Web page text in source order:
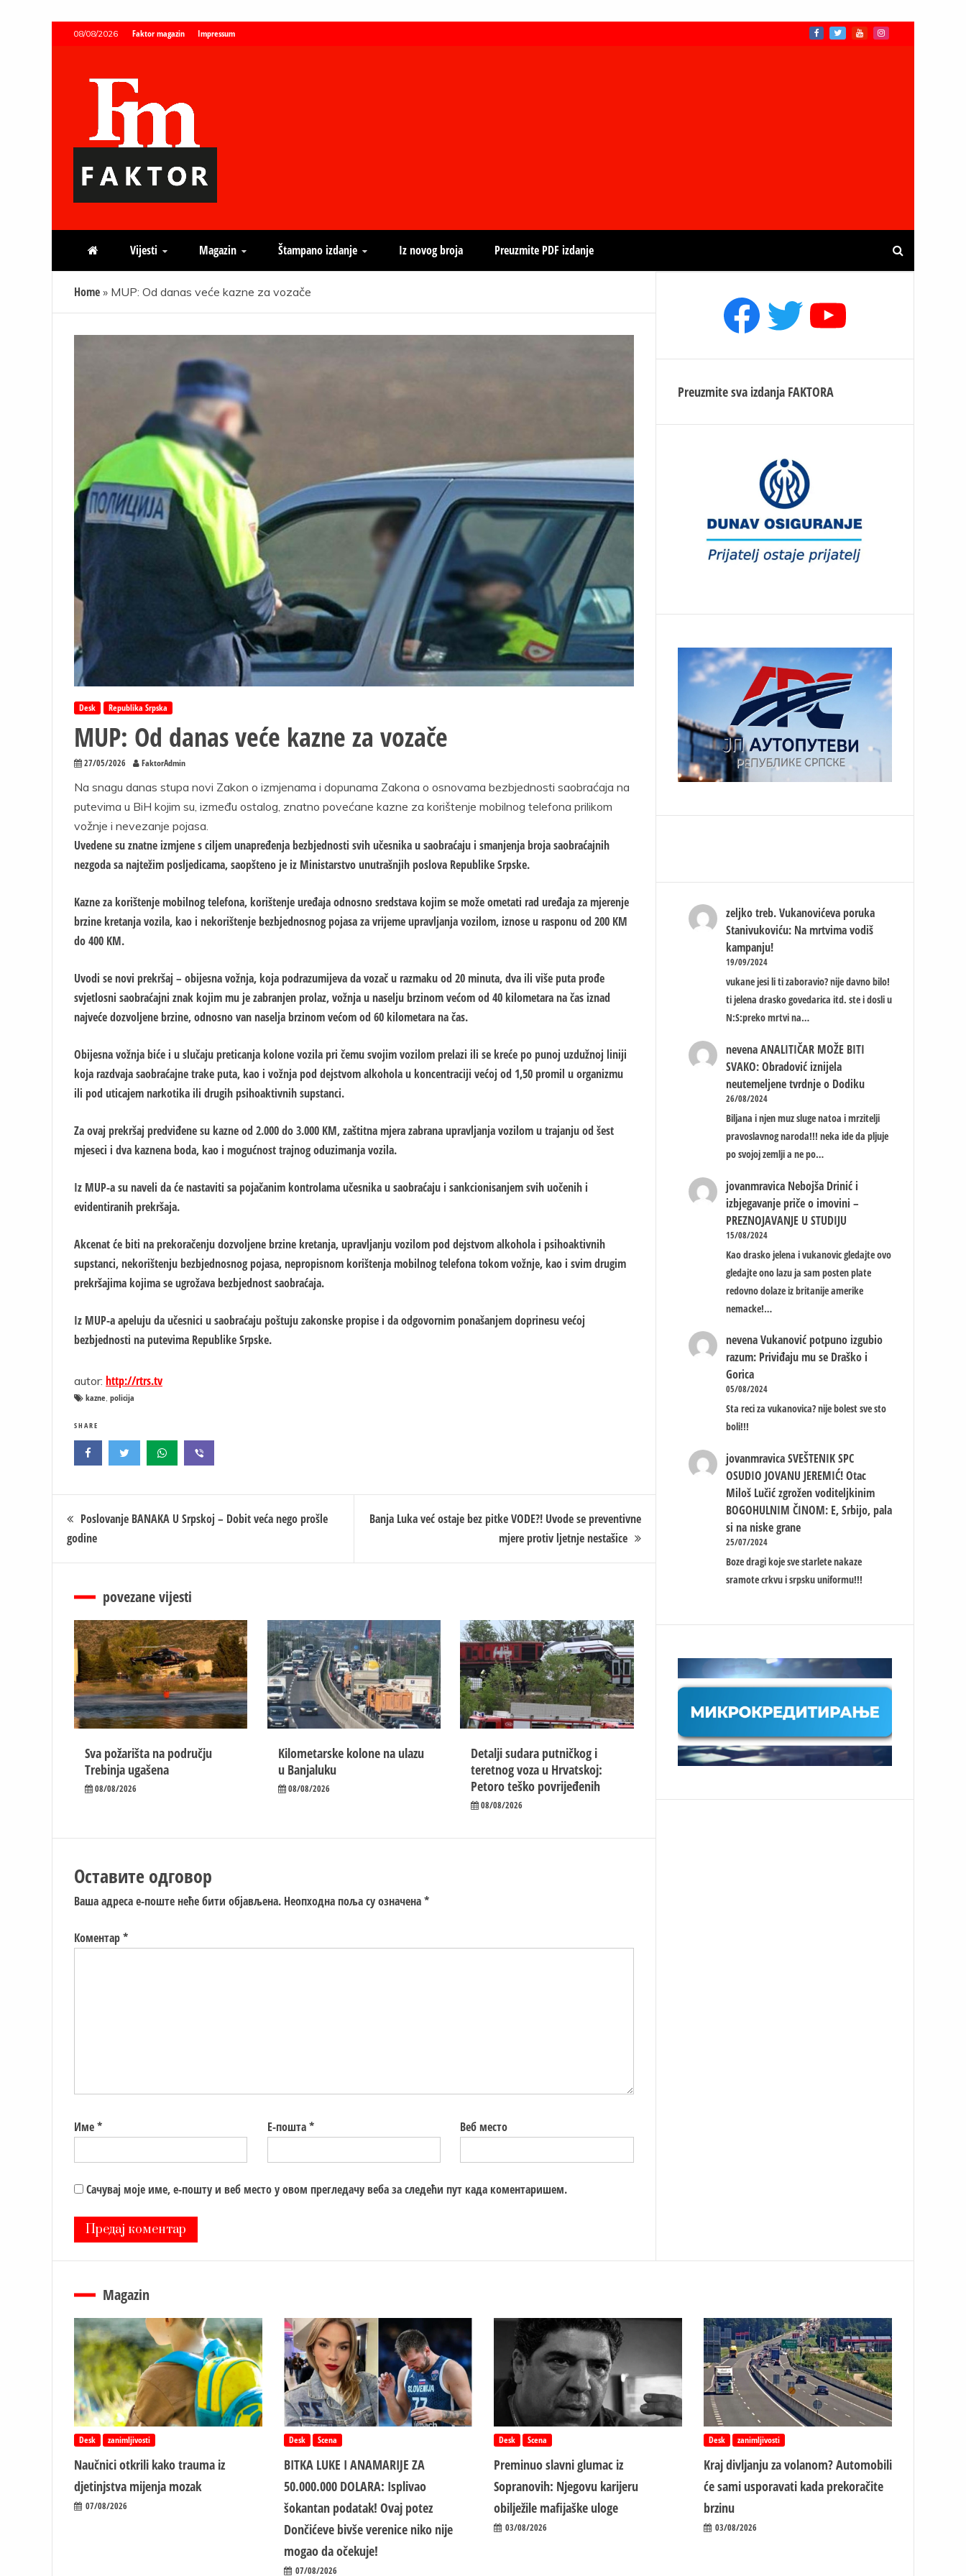
08/08/2026 Faktor magazin Impressum
Faktor magazin
Vijesti Magazin Štampano izdanje Iz novog broja Preuzmite PDF izdanje
Home » MUP: Od danas veće kazne za vozače
Desk Republika Srpska
MUP: Od danas veće kazne za vozače
27/05/2026 FaktorAdmin
Na snagu danas stupa novi Zakon o izmjenama i dopunama Zakona o osnovama bezbjednosti saobraćaja na
putevima u BiH kojim su, između ostalog, znatno povećane kazne za korištenje mobilnog telefona prilikom
vožnje i nevezanje pojasa.
Uvedene su znatne izmjene s ciljem unapređenja bezbjednosti svih učesnika u saobraćaju i smanjenja broja saobraćajnih
nezgoda sa najtežim posljedicama, saopšteno je iz Ministarstvo unutrašnjih poslova Republike Srpske.
Kazne za korištenje mobilnog telefona, korištenje uređaja odnosno sredstava kojim se može ometati rad uređaja za mjerenje
brzine kretanja vozila, kao i nekorištenje bezbjednosnog pojasa za vrijeme upravljanja vozilom, iznose u rasponu od 200 KM
do 400 KM.
Uvodi se novi prekršaj – obijesna vožnja, koja podrazumijeva da vozač u razmaku od 20 minuta, dva ili više puta prođe
svjetlosni saobraćajni znak kojim mu je zabranjen prolaz, vožnja u naselju brzinom većom od 40 kilometara na čas iznad
najveće dozvoljene brzine, odnosno van naselja brzinom većom od 60 kilometara na čas.
Obijesna vožnja biće i u slučaju preticanja kolone vozila pri čemu svojim vozilom prelazi ili se kreće po punoj uzdužnoj liniji
koja razdvaja saobraćajne trake puta, kao i vožnja pod dejstvom alkohola u koncentraciji većoj od 1,50 promil u organizmu
ili pod uticajem narkotika ili drugih psihoaktivnih supstanci.
Za ovaj prekršaj predviđene su kazne od 2.000 do 3.000 KM, zaštitna mjera zabrana upravljanja vozilom u trajanju od šest
mjeseci i dva kaznena boda, kao i mogućnost trajnog oduzimanja vozila.
Iz MUP-a su naveli da će nastaviti sa pojačanim kontrolama učesnika u saobraćaju i sankcionisanjem svih uočenih i
evidentiranih prekršaja.
Akcenat će biti na prekoračenju dozvoljene brzine kretanja, upravljanju vozilom pod dejstvom alkohola i psihoaktivnih
supstanci, nekorištenju bezbjednosnog pojasa, nepropisnom korištenja mobilnog telefona tokom vožnje, kao i svim drugim
prekršajima kojima se ugrožava bezbjednost saobraćaja.
Iz MUP-a apeluju da učesnici u saobraćaju poštuju zakonske propise i da odgovornim ponašanjem doprinesu većoj
bezbjednosti na putevima Republike Srpske.
autor: http://rtrs.tv
kazne policija
SHARE
Кретање
чланка
Poslovanje BANAKA U Srpskoj – Dobit veća nego prošle
godine
Banja Luka već ostaje bez pitke VODE?! Uvode se preventivne
mjere protiv ljetnje nestašice
povezane vijesti
Sva požarišta na području
Trebinja ugašena
08/08/2026
Kilometarske kolone na ulazu
u Banjaluku
08/08/2026
Detalji sudara putničkog i
teretnog voza u Hrvatskoj:
Petoro teško povrijeđenih
08/08/2026
Оставите одговор
Ваша адреса е-поште неће бити објављена. Неопходна поља су означена*
Коментар*
Име* Е-пошта* Веб место
Сачувај моје име, е-пошту и веб место у овом прегледачу веба за следећи пут када коментаришем.
Facebook
TwitterYouTube
Preuzmite sva izdanja FAKTORA
zeljko treb. Vukanovićeva poruka
Stanivukoviću: Na mrtvima vodiš
kampanju!
19/09/2024
vukane jesi li ti zaboravio? nije davno bilo!
ti jelena drasko govedarica itd. ste i dosli u
N:S:preko mrtvi na…
nevena ANALITIČAR MOŽE BITI
SVAKO: Obradović iznijela
neutemeljene tvrdnje o Dodiku
26/08/2024
Biljana i njen muz sluge natoa i mrzitelji
pravoslavnog naroda!!! neka ide da pljuje
po svojoj zemlji a ne po…
jovanmravica Nebojša Drinić i
izbjegavanje priče o imovini –
PREZNOJAVANJE U STUDIJU
15/08/2024
Kao drasko jelena i vukanovic gledajte ovo
gledajte ono lazu ja sam posten plate
redovno dolaze iz britanije amerike
nemacke!…
nevena Vukanović potpuno izgubio
razum: Priviđaju mu se Draško i
Gorica
05/08/2024
Sta reci za vukanovica? nije bolest sve sto
boli!!!
jovanmravica SVEŠTENIK SPC
OSUDIO JOVANU JEREMIĆ! Otac
Miloš Lučić zgrožen voditeljkinim
BOGOHULNIM ČINOM: E, Srbijo, pala
si na niske grane
25/07/2024
Boze dragi koje sve starlete nakaze
sramote crkvu i srpsku uniformu!!!
Magazin
Desk zanimljivosti
Naučnici otkrili kako trauma iz
d‌jetinjstva mijenja mozak
07/08/2026
Desk Scena
BITKA LUKE I ANAMARIJE ZA
50.000.000 DOLARA: Isplivao
šokantan podatak! Ovaj potez
Dončićeve bivše verenice niko nije
mogao da očekuje!
07/08/2026
Desk Scena
Preminuo slavni glumac iz
Sopranovih: Njegovu karijeru
obilježile mafijaške uloge
03/08/2026
Desk zanimljivosti
Kraj divljanju za volanom? Automobili
će sami usporavati kada prekoračite
brzinu
03/08/2026